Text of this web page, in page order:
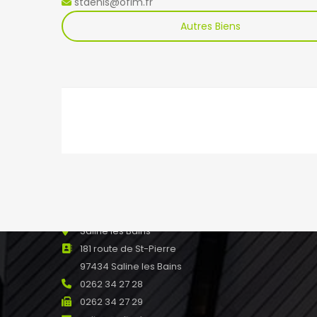
Autres Biens
Saline les Bains
181 route de St-Pierre
97434 Saline les Bains
0262 34 27 28
0262 34 27 29